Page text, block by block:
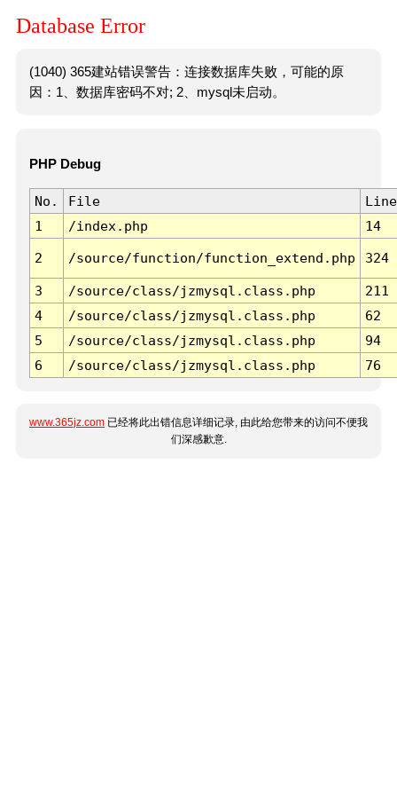
Database Error
(1040) 365建站错误警告：连接数据库失败，可能的原
因：1、数据库密码不对; 2、mysql未启动。
PHP Debug
No. File
Line
1
/index.php 14
2 /source/function/function_extend.php 324
3 /source/class/jzmysql.class.php
211
4
/source/class/jzmysql.class.php
62
5
/source/class/jzmysql.class.php
94
6
/source/class/jzmysql.class.php 76
www.365jz.com 已经将此出错信息详细记录, 由此给您带来的访问不便我
们深感歉意.